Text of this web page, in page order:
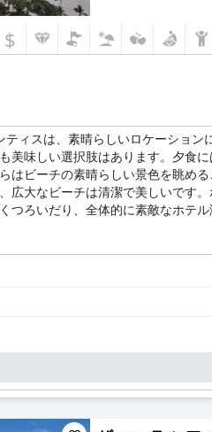
$
ティスは、素晴らしいロケーショ
美味しい選択肢はあります。夕食
はビーチの素晴らしい景色を眺め
広大なビーチは清潔で美しいです
つろいだり、全体的に素敵なホテ